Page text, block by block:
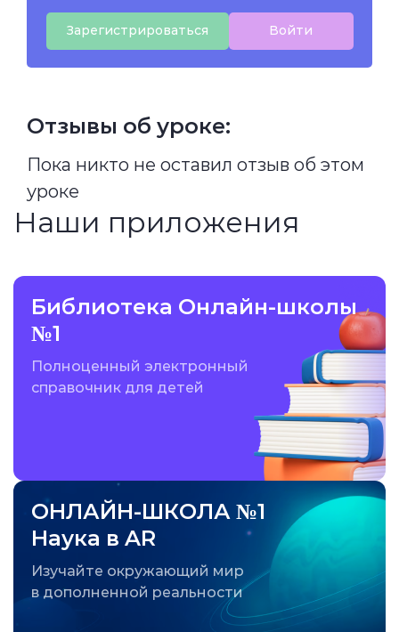
Зарегистрироваться Войти
Отзывы об уроке:
Пока никто не оставил отзыв об этом
уроке
Наши приложения
Библиотека Онлайн-школы
№1
Полноценный электронный
справочник для детей
ОНЛАЙН-ШКОЛА №1
Наука в AR
Изучайте окружающий мир
в дополненной реальности